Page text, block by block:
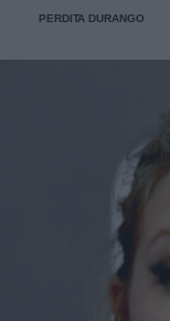
PERDITA DURANGO